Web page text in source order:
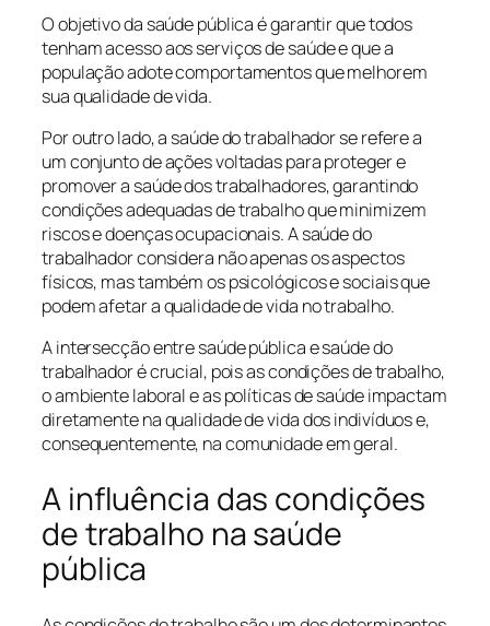
O objetivo da saúde pública é garantir que todos
tenham acesso aos serviços de saúde e que a
população adote comportamentos que melhorem
sua qualidade de vida.
Por outro lado, a saúde do trabalhador se refere a
um conjunto de ações voltadas para proteger e
promover a saúde dos trabalhadores, garantindo
condições adequadas de trabalho que minimizem
riscos e doenças ocupacionais. A saúde do
trabalhador considera não apenas os aspectos
físicos, mas também os psicológicos e sociais que
podem afetar a qualidade de vida no trabalho.
A intersecção entre saúde pública e saúde do
trabalhador é crucial, pois as condições de trabalho,
o ambiente laboral e as políticas de saúde impactam
diretamente na qualidade de vida dos indivíduos e,
consequentemente, na comunidade em geral.
A influência das condições
de trabalho na saúde
pública